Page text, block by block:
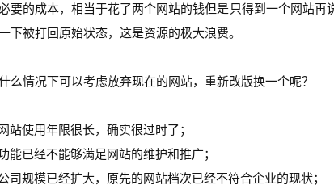
要的成本，相当于花了两个网站的钱但是只得到一个网站
下被打回原始状态，这是资源的极大浪费。
么情况下可以考虑放弃现在的网站，重新改版换一个呢？
用年限很长，确实很过时了；
经不能够满足网站的维护和推广；
模已经扩大，原先的网站档次已经不符合企业的现状；